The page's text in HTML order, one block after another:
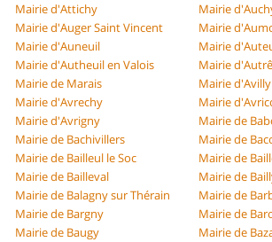
Mairie d'Attichy
Mairie
Mairie d'Auger Saint Vincent
Mairie
Mairie d'Auneuil
Mairie
Mairie d'Autheuil en Valois
Mairie
Mairie de Marais
Mairie
Mairie d'Avrechy
Mairie
Mairie d'Avrigny
Mairie de
Mairie de Bachivillers
Mairie de
Mairie de Bailleul le Soc
Mairie de
Mairie de Bailleval
Mairie de
Mairie de Balagny sur Thérain
Mairie de
Mairie de Bargny
Mairie de
Mairie de Baugy
Mairie de